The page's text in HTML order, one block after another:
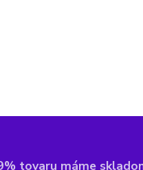
tovaru máme